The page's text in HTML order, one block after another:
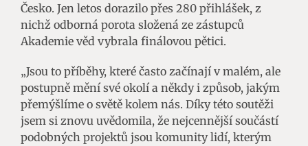
Česko. Jen letos dorazilo přes 280 přihlášek, z
nichž odborná porota složená ze zástupců
Akademie věd vybrala finálovou pětici.
„Jsou to příběhy, které často začínají v malém, ale
postupně mění své okolí a někdy i způsob, jakým
přemýšlíme o světě kolem nás. Díky této soutěži
jsem si znovu uvědomila, že nejcennější součástí
podobných projektů jsou komunity lidí, kterým